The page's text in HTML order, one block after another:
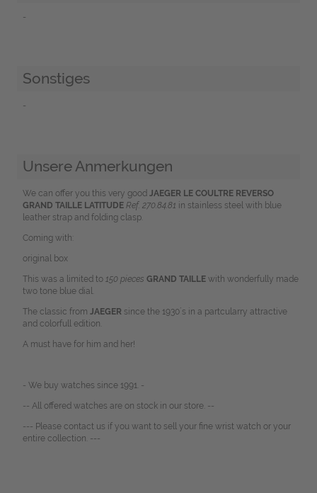
-
Sonstiges
-
Unsere Anmerkungen
We can offer you this very good JAEGER LE COULTRE REVERSO
GRAND TAILLE LATITUDE Ref. 270.84.81 in stainless steel with blue
leather strap and folding clasp.
Coming with:
original box
This was a limited to 150 pieces GRAND TAILLEwith wonderfully made
two tone blue dial.
The classic from JAEGERsince the 1930´s in a partcularry attractive
and colorfull edition.
A must have for him and her!
- We buy watches since 1991. -
-- All offered watches are on stock in our store. --
--- Please contact us if you want to sell your fine wrist watch or your
entire collection. ---